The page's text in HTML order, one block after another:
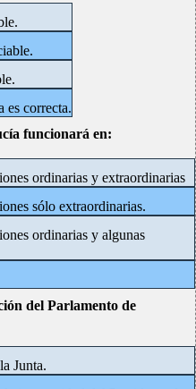
es correcta.
funcionará en:
ordinarias y extraordinarias
sólo extraordinarias.
ordinarias y algunas
del Parlamento de
Junta.